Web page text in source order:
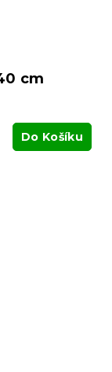
cm
Do Košíku